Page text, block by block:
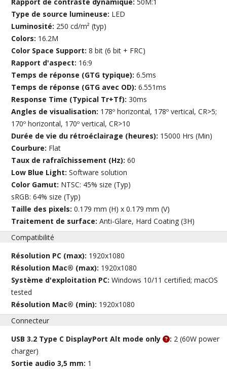
Type de source lumineuse: LED
Luminosité: 250 cd/m² (typ)
Colors: 16.2M
Color Space Support:8 bit (6 bit + FRC)
Rapport d'aspect: 16:9
Temps de réponse (GTG typique):6.5ms
Temps de réponse (GTG avec OD):6.551ms
Response Time (Typical Tr+Tf):30ms
Angles de visualisation: 178º horizontal, 178º vertical, CR>5;
170º horizontal, 170º vertical, CR>10
Durée de vie du rétroéclairage (heures): 15000 Hrs (Min)
Courbure: Flat
Taux de rafraîchissement (Hz):60
Low Blue Light:Software solution
Color Gamut: NTSC: 45% size (Typ)
sRGB: 64% size (Typ)
Taille des pixels:0.179 mm (H) x 0.179 mm (V)
Traitement de surface:Anti-Glare, Hard Coating (3H)
Compatibilité
Résolution PC (max): 1920x1080
Résolution Mac® (max): 1920x1080
Système d'exploitation PC:Windows 10/11 certified; macOS
tested
Résolution Mac® (min): 1920x1080
Connecteur
USB 3.2 Type C DisplayPort Alt mode only
: 2 (60W power
charger)
Sortie audio 3,5 mm: 1